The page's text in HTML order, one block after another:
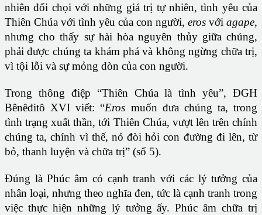
nhiên đối chọi với những giá trị tự nhiên, tình yêu của
Thiên Chúa với tình yêu của con người, eros với agape,
nhưng cho thấy sự hài hòa nguyên thủy giữa chúng,
phải được chúng ta khám phá và không ngừng chữa trị,
vì tội lỗi và sự mỏng dòn của con người.
Trong thông điệp “Thiên Chúa là tình yêu”, ĐGH
Bênêđitô XVI viết: “Eros muốn đưa chúng ta, trong
tình trạng xuất thần, tới Thiên Chúa, vượt lên trên chính
chúng ta, chính vì thế, nó đòi hỏi con đường đi lên, từ
bỏ, thanh luyện và chữa trị” (số 5).
Đúng là Phúc âm có cạnh tranh với các lý tưởng của
nhân loại, nhưng theo nghĩa đen, tức là cạnh tranh trong
việc thực hiện những lý tưởng ấy. Phúc âm chữa trị